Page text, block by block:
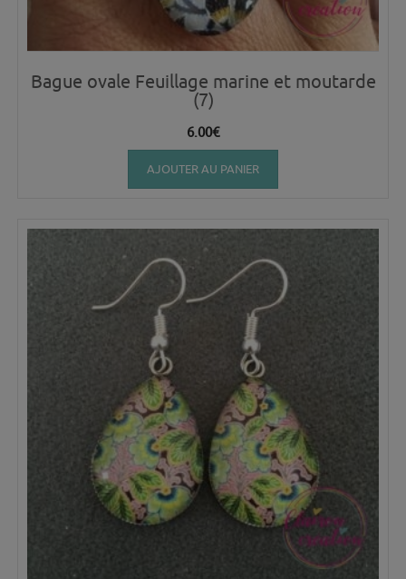
Bague ovale Feuillage marine et moutarde
(7)
6.00€
AJOUTER AU PANIER